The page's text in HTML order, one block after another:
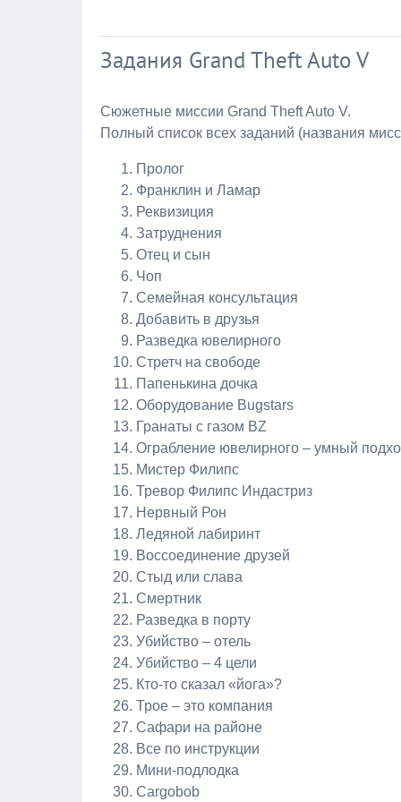
Задания Grand Theft Auto V
Сюжетные миссии Grand Theft Auto V.
Полный список всех заданий (названия
Пролог
Франклин и Ламар
Реквизиция
Затруднения
Отец и сын
Чоп
Семейная консультация
Добавить в друзья
Разведка ювелирного
Стретч на свободе
Папенькина дочка
Оборудование Bugstars
Гранаты с газом BZ
Ограбление ювелирного – умный
Мистер Филипс
Тревор Филипс Индастриз
Нервный Рон
Ледяной лабиринт
Воссоединение друзей
Стыд или слава
Смертник
Разведка в порту
Убийство – отель
Убийство – 4 цели
Кто-то сказал «йога»?
Трое – это компания
Сафари на районе
Все по инструкции
Мини-подлодка
Cargobob